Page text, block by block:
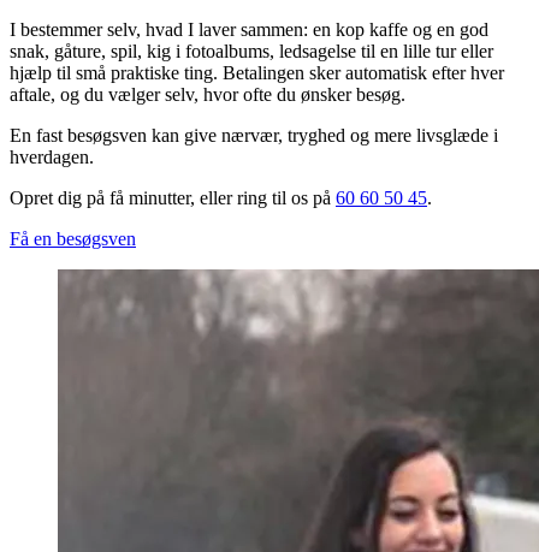
I bestemmer selv, hvad I laver sammen: en kop kaffe og en god
snak, gåture, spil, kig i fotoalbums, ledsagelse til en lille tur eller
hjælp til små praktiske ting. Betalingen sker automatisk efter hver
aftale, og du vælger selv, hvor ofte du ønsker besøg.
En fast besøgsven kan give nærvær, tryghed og mere livsglæde i
hverdagen.
Opret dig på få minutter, eller ring til os på 60 60 50 45.
Få en besøgsven